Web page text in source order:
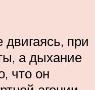
при
а дыхание
что он